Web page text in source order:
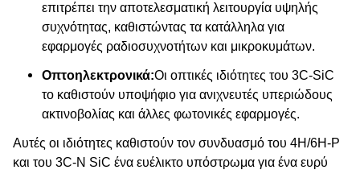
επιτρέπει την αποτελεσματική λειτουργία υψηλής
συχνότητας, καθιστώντας τα κατάλληλα για
εφαρμογές ραδιοσυχνοτήτων και μικροκυμάτων.
Οπτοηλεκτρονικά:Οι οπτικές ιδιότητες του 3C-SiC
το καθιστούν υποψήφιο για ανιχνευτές υπεριώδους
ακτινοβολίας και άλλες φωτονικές εφαρμογές.
Αυτές οι ιδιότητες καθιστούν τον συνδυασμό του 4H/6H-P
και του 3C-N SiC ένα ευέλικτο υπόστρωμα για ένα ευρύ